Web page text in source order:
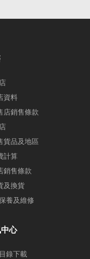
資料
店銷售條款
貨品及地區
計算
銷售條款
及換貨
養及維修
心
錄下載